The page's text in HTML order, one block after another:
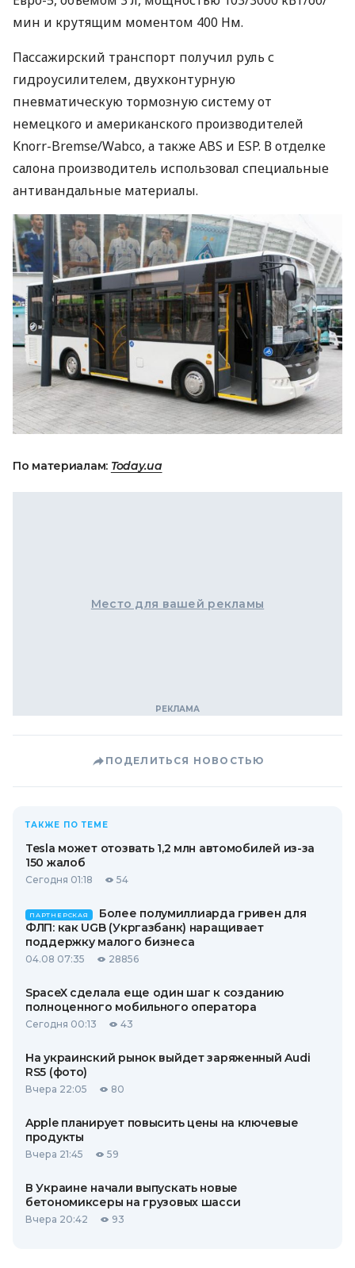
мин и крутящим моментом 400 Нм.
Пассажирский транспорт получил руль с
гидроусилителем, двухконтурную
пневматическую тормозную систему от
немецкого и американского производителей
Knorr-Bremse/Wabco, а такжеABS и ESP. В отделке
салона производитель использовал специальные
антивандальные материалы.
По материалам: Today.ua
Место для вашей рекламы
ПОДЕЛИТЬСЯ НОВОСТЬЮ
ТАКЖЕ ПО ТЕМЕ
Tesla может отозвать 1,2 млн автомобилей из-за
150 жалоб
Сегодня 01:18 54
ПАРТНЕРСКАЯ
Более полумиллиарда гривен для
ФЛП: как UGB (Укргазбанк) наращивает
поддержку малого бизнеса
04.08 07:35 28856
SpaceX сделала еще один шаг к созданию
полноценного мобильного оператора
Сегодня 00:13 43
На украинский рынок выйдет заряженный Audi
RS5 (фото)
Вчера 22:05 80
Apple планирует повысить цены на ключевые
продукты
Вчера 21:45 59
В Украине начали выпускать новые
бетономиксеры на грузовых шасси
Вчера 20:42 93